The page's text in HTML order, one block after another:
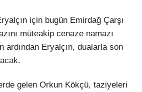
için bugün Emirdağ Çarşı
müteakip cenaze namazı
ardından Eryalçın, dualarla son
gelen Orkun Kökçü, taziyeleri